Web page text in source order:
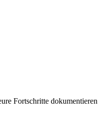
Fortschritte dokumentieren